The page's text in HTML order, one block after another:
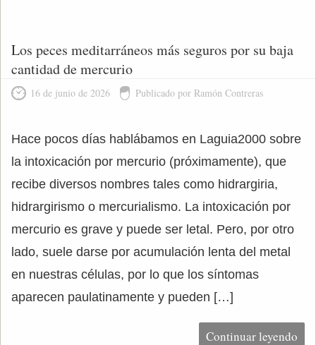
Los peces meditarráneos más seguros por su baja
cantidad de mercurio
16 de junio de 2026 Publicado por Ramón Contreras
Hace pocos días hablábamos en Laguia2000 sobre
la intoxicación por mercurio (próximamente), que
recibe diversos nombres tales como hidrargiria,
hidrargirismo o mercurialismo. La intoxicación por
mercurio es grave y puede ser letal. Pero, por otro
lado, suele darse por acumulación lenta del metal
en nuestras células, por lo que los síntomas
aparecen paulatinamente y pueden […]
Continuar leyendo